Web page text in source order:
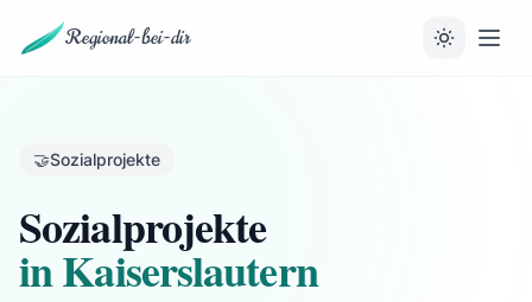
Regional-bei-dir
🤝Sozialprojekte
Sozialprojekte
in Kaiserslautern